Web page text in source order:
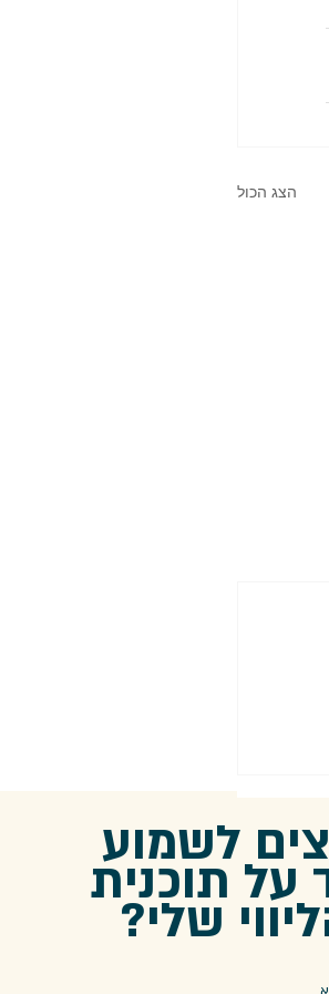
לשמוע
על תוכנית
שלי?
הצג הכול